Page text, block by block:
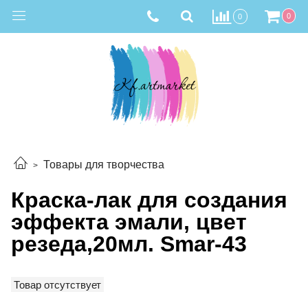
0 0
Товары для творчества
Краска-лак для создания
эффекта эмали, цвет
резеда,20мл. Smar-43
Товар отсутствует